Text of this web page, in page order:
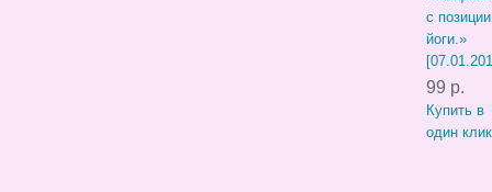
с позиции
йоги.»
99 р.
Купить в
один клик